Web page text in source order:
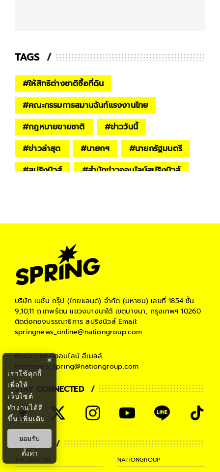
TAGS
#ให้สิทธิต่างชาติซื้อที่ดิน
#คณะกรรมการสมานฉันท์แรงงานไทย
#กฎหมายขายชาติ #ข่าววันนี้
#ข่าวล่าสุด #นายกฯ #นายกรัฐมนตรี
#สปริงนิวส์ #สำนักข่าวออนไลน์สปริงนิวส์
บริษัท เนชั่น กรุ๊ป (ไทยแลนด์) จำกัด (มหาชน) เลขที่ 1854 ชั้น
9,10,11 ถ.เทพรัตน แขวงบางนาใต้ เขตบางนา, กรุงเทพฯ 10260
ติดต่อกองบรรณาธิการ สปริงนิวส์Email:
springnews_online@nationgroup.com
ติดต่อโฆษณาออนไลน์ อีเมลล์
teamsales_spring@nationgroup.com
STAY CONNECTED
PARTNER
THE NATION
NATIONGROUP
×
เราใช้คุกกี้
เพื่อให้
เว็บไซต์
ทำงานได้ดี
ขึ้น เพิ่มเติม
ยอมรับ
ตั้งค่า